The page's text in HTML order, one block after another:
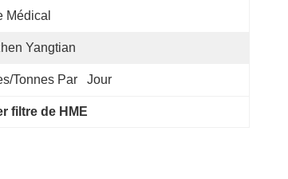
Médical
Yangtian
tonnes Par   Jour
filtre de HME